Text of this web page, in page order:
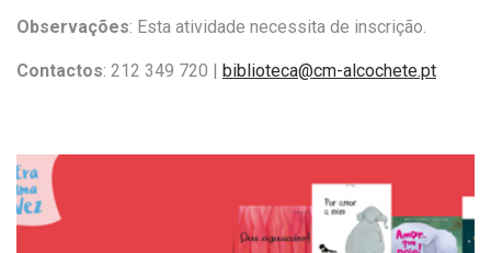
Observações: Esta atividade necessita de inscrição.
Contactos: 212 349 720 | biblioteca@cm-alcochete.pt